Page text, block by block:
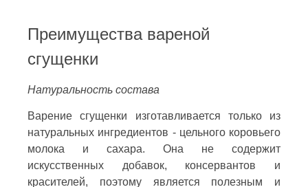
Преимущества вареной
сгущенки
Натуральность состава
Варение сгущенки изготавливается только из
натуральных ингредиентов - цельного коровьего
молока и сахара. Она не содержит
искусственных добавок, консервантов и
красителей, поэтому является полезным и